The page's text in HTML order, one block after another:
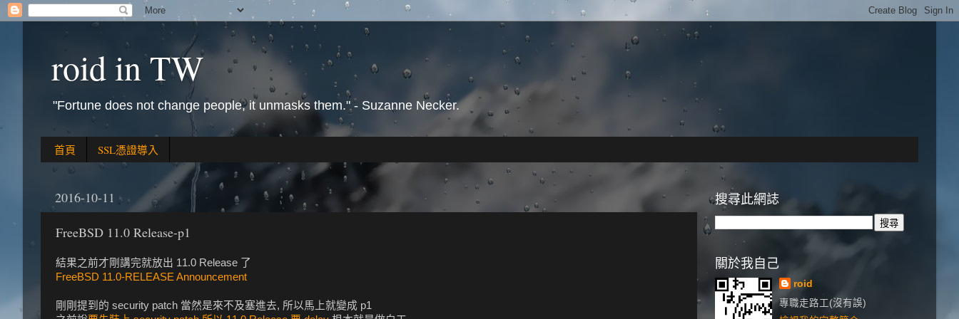
roid in TW
"Fortune does not change people, it unmasks them." - Suzanne Necker.
首頁 SSL憑證導入
2016-10-11
FreeBSD 11.0 Release-p1
結果之前才剛講完就放出 11.0 Release 了
FreeBSD 11.0-RELEASE Announcement
剛剛提到的 security patch 當然是來不及塞進去, 所以馬上就變成 p1
搜尋此網誌
關於我自己
roid
專職走路工(沒有誤)